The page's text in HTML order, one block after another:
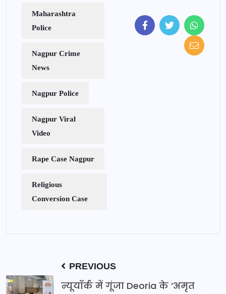
Maharashtra
Police
Nagpur Crime
News
Nagpur Police
Nagpur Viral
Video
Rape Case Nagpur
Religious
Conversion Case
PREVIOUS
न्यूयॉर्क में गूंजा Deoria के ‘अमृत